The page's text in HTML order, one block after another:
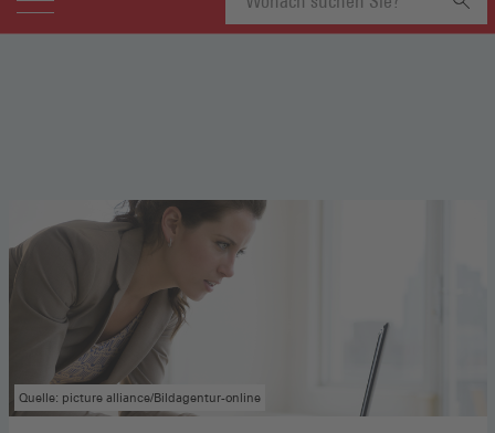
Suchbegriff
Quelle: picture alliance/Bildagentur-online